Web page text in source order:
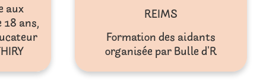
aux
ans,
REIMS
Formation des aidants
organisée par Bulle d'R